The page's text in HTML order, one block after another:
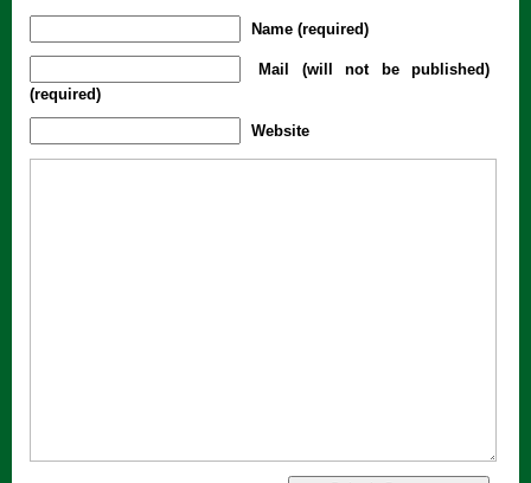
Name (required)
Mail (will not be published)
(required)
Website